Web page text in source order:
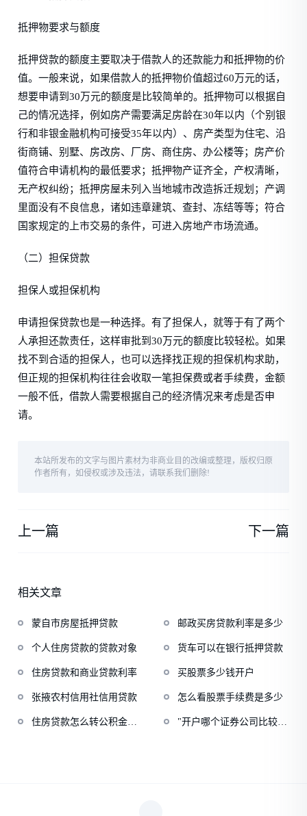
抵押物要求与额度
抵押贷款的额度主要取决于借款人的还款能力和抵押物的价
值。一般来说，如果借款人的抵押物价值超过60万元的话，
想要申请到30万元的额度是比较简单的。抵押物可以根据自
己的情况选择，例如房产需要满足房龄在30年以内（个别银
行和非银金融机构可接受35年以内）、房产类型为住宅、沿
街商铺、别墅、房改房、厂房、商住房、办公楼等；房产价
值符合申请机构的最低要求；抵押物产证齐全，产权清晰，
无产权纠纷；抵押房屋未列入当地城市改造拆迁规划；产调
里面没有不良信息，诸如违章建筑、查封、冻结等等；符合
国家规定的上市交易的条件，可进入房地产市场流通。
（二）担保贷款
担保人或担保机构
申请担保贷款也是一种选择。有了担保人，就等于有了两个
人承担还款责任，这样审批到30万元的额度比较轻松。如果
找不到合适的担保人，也可以选择找正规的担保机构求助，
但正规的担保机构往往会收取一笔担保费或者手续费，金额
一般不低，借款人需要根据自己的经济情况来考虑是否申
请。
本站所发布的文字与图片素材为非商业目的改编或整理，版权归原
作者所有，如侵权或涉及违法，请联系我们删除!
上一篇 下一篇
相关文章
蒙自市房屋抵押贷款 邮政买房贷款利率是多少
个人住房贷款的贷款对象 货车可以在银行抵押贷款
住房贷款和商业贷款利率 买股票多少钱开户
张掖农村信用社信用贷款 怎么看股票手续费是多少
住房贷款怎么转公积金贷
"开户哪个证券公司比较